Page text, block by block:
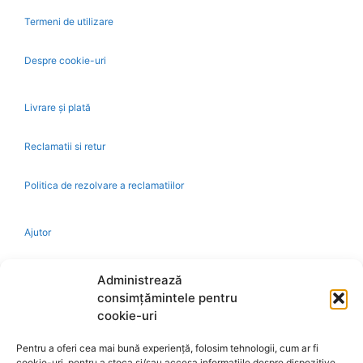
Administrează
consimțămintele pentru
cookie-uri
Pentru a oferi cea mai bună experiență, folosim tehnologii, cum ar fi
Termeni de utilizare
Despre cookie-uri
Livrare și plată
Reclamatii si retur
Politica de rezolvare a reclamatiilor
Ajutor
Retragere din contract